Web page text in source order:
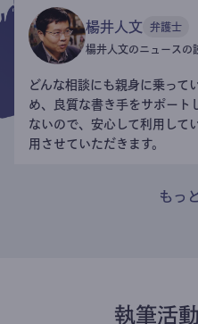
楊井人文 弁護士
楊井人文のニュースの
どんな相談にも親身に乗って
め、良質な書き手をサポート
ないので、安心して利用して
用させていただきます。
もっ
執筆活